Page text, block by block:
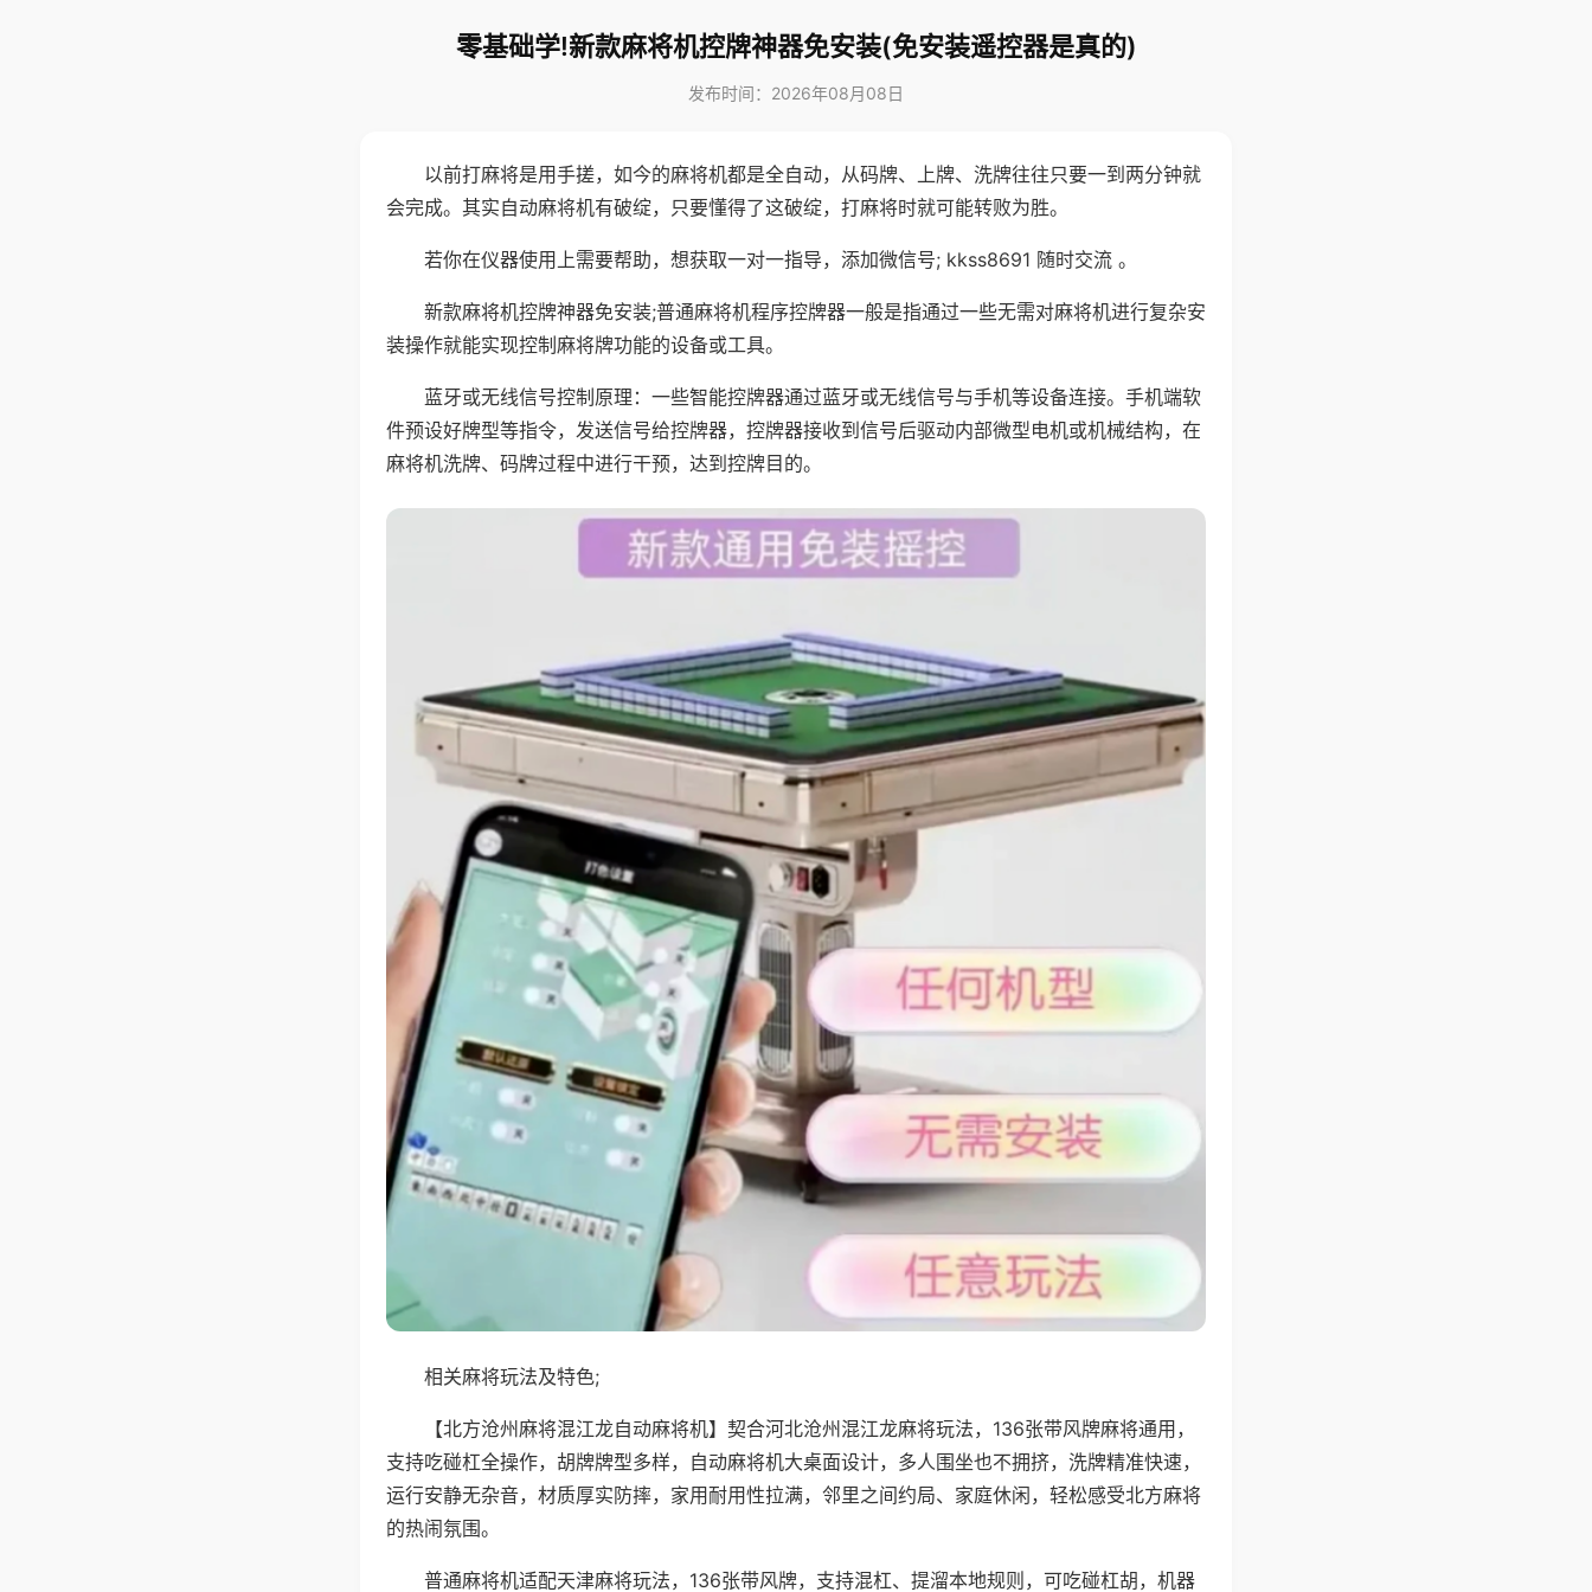
零基础学!新款麻将机控牌神器免安装(免安装遥控器是真的)
发布时间：2026年08月08日
以前打麻将是用手搓，如今的麻将机都是全自动，从码牌、上牌、洗牌往往只要一到两分钟就
会完成。其实自动麻将机有破绽，只要懂得了这破绽，打麻将时就可能转败为胜。
若你在仪器使用上需要帮助，想获取一对一指导，添加微信号; kkss8691 随时交流 。
新款麻将机控牌神器免安装;普通麻将机程序控牌器一般是指通过一些无需对麻将机进行复杂安
装操作就能实现控制麻将牌功能的设备或工具。
蓝牙或无线信号控制原理：一些智能控牌器通过蓝牙或无线信号与手机等设备连接。手机端软
件预设好牌型等指令，发送信号给控牌器，控牌器接收到信号后驱动内部微型电机或机械结构，在
麻将机洗牌、码牌过程中进行干预，达到控牌目的。
相关麻将玩法及特色;
【北方沧州麻将混江龙自动麻将机】契合河北沧州混江龙麻将玩法，136张带风牌麻将通用，
支持吃碰杠全操作，胡牌牌型多样，自动麻将机大桌面设计，多人围坐也不拥挤，洗牌精准快速，
运行安静无杂音，材质厚实防摔，家用耐用性拉满，邻里之间约局、家庭休闲，轻松感受北方麻将
的热闹氛围。
普通麻将机适配天津麻将玩法，136张带风牌，支持混杠、提溜本地规则，可吃碰杠胡，机器